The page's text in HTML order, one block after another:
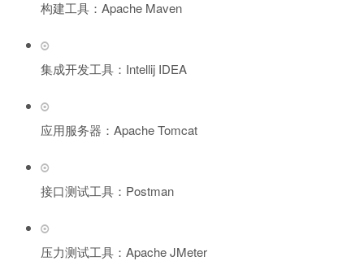
构建工具：Apache Maven
集成开发工具：Intellij IDEA
应用服务器：Apache Tomcat
接口测试工具：Postman
压力测试工具：Apache JMeter